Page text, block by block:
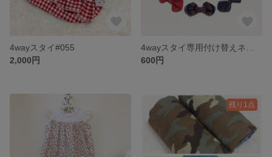
4wayスタイ#055
2,000円
600円
残り1点